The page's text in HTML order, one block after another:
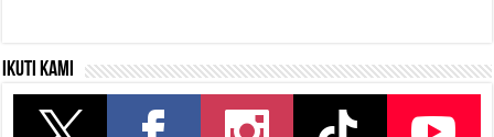
Ikuti kami